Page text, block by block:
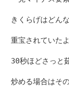
きくらげはどん
重宝されていた
30秒ほどさっと
炒める場合はそ